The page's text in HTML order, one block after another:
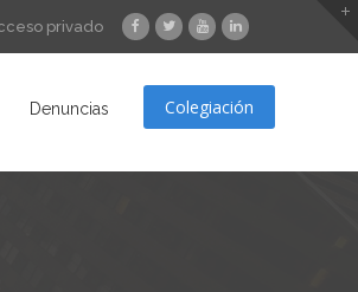
privado
Denuncias Colegiación